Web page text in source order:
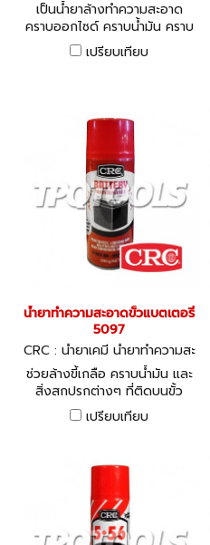
เป็นน้ำยาล้างทำความสะอาด
คราบออกไซด์ คราบน้ำมัน คราบ
เขม่า ฝุ่นละออง และสิ่งสกปรก
ต่างๆ
เปรียบเทียบ
น้ำยาทำความสะอาดขั้วแบตเตอรี่
5097
CRC : น้ำยาเคมี น้ำยาทำความสะ
อาด ซิลิโคน
ช่วยล้างขี้เกลือ คราบน้ำมัน และ
สิ่งสกปรกต่างๆ ที่ติดบนขั้ว
แบตเตอรรี่ออก
เปรียบเทียบ